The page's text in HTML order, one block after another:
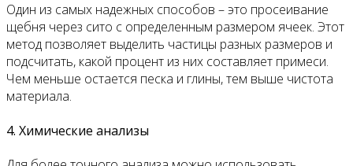
Один из самых надежных способов – это просеивание
щебня через сито с определенным размером ячеек. Этот
метод позволяет выделить частицы разных размеров и
подсчитать, какой процент из них составляет примеси.
Чем меньше остается песка и глины, тем выше чистота
материала.
4. Химические анализы